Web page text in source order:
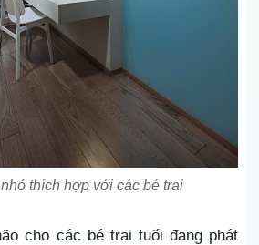
thích hợp với các bé trai
cho các bé trai tuổi đang phát